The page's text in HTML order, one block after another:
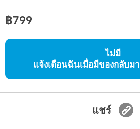
ของเล่นสำหรับเด็กทารกและวั
แบตเตอรี่
Nintendo Switch
฿799
ไม่มี
แจ้งเตือนฉันเมื่อมีของกลับม
แชร์